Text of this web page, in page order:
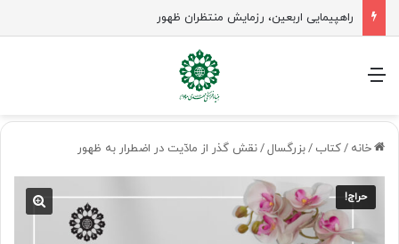
منو
خانه /کتاب /بزرگسال/نقش گذر از مادّیت در اضطرار به ظهور
حراج!